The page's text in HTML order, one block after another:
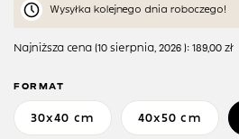
Wysyłka kolejnego dnia roboczego!
Najniższa cena (10 sierpnia, 2026 ): 189,00 zł
FORMAT
30x40 cm 40x50 cm